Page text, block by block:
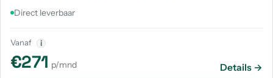
Direct leverbaar
Vanaf i
€271 p/mnd Details →